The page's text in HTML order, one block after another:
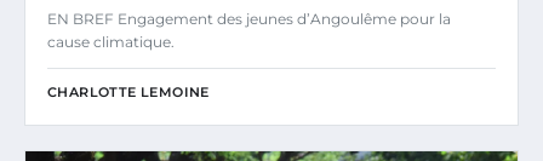
EN BREF Engagement des jeunes d’Angoulême pour la
cause climatique.
CHARLOTTE LEMOINE